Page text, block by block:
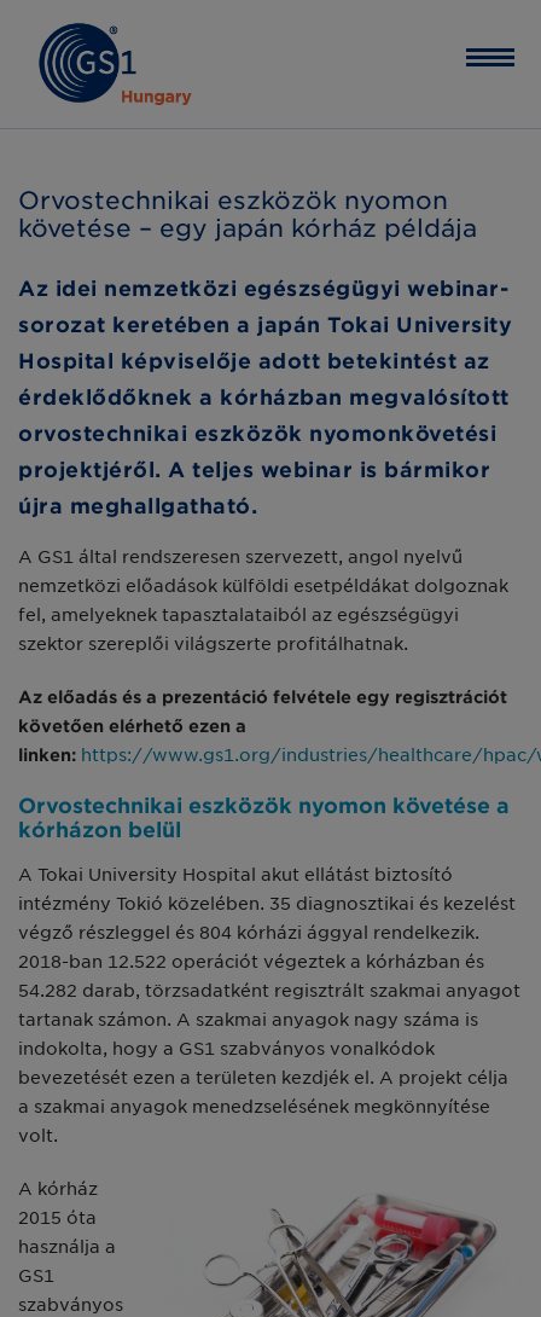
Orvostechnikai eszközök nyomon
követése – egy japán kórház példája
Az idei nemzetközi egészségügyi webinar-
sorozat keretében a japán Tokai University
Hospital képviselője adott betekintést az
érdeklődőknek a kórházban megvalósított
orvostechnikai eszközök nyomonkövetési
projektjéről. A teljes webinar is bármikor
újra meghallgatható.
A GS1 által rendszeresen szervezett, angol nyelvű
nemzetközi előadások külföldi esetpéldákat dolgoznak
fel, amelyeknek tapasztalataiból az egészségügyi
szektor szereplői világszerte profitálhatnak.
Az előadás és a prezentáció felvétele egy regisztrációt
követően elérhető ezen a
linken: https://www.gs1.org/industries/healthcare/hpac/
Orvostechnikai eszközök nyomon követése a
kórházon belül
A Tokai University Hospital akut ellátást biztosító
intézmény Tokió közelében. 35 diagnosztikai és kezelést
végző részleggel és 804 kórházi ággyal rendelkezik.
2018-ban 12.522 operációt végeztek a kórházban és
54.282 darab, törzsadatként regisztrált szakmai anyagot
tartanak számon. A szakmai anyagok nagy száma is
indokolta, hogy a GS1 szabványos vonalkódok
bevezetését ezen a területen kezdjék el. A projekt célja
a szakmai anyagok menedzselésének megkönnyítése
volt.
A kórház
2015 óta
használja a
GS1
szabványos